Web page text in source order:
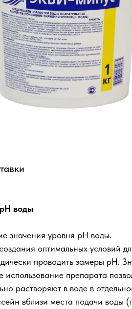
воды
значения уровня рН воды.
оптимальных условий
проводить замеры рН.
препарата
растворяют в воде в
вблизи места подачи воды